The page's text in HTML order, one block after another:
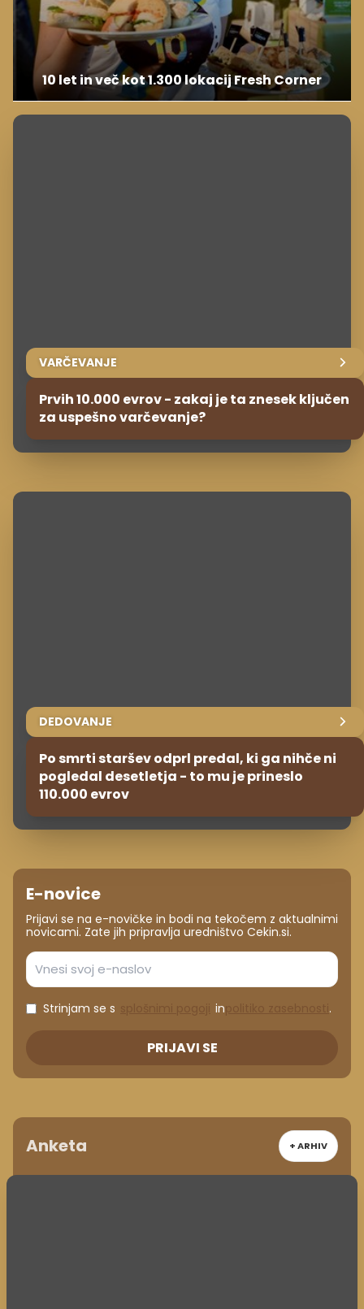
10 let in več kot 1.300 lokacij Fresh Corner
VARČEVANJE
Prvih 10.000 evrov - zakaj je ta znesek ključen
za uspešno varčevanje?
DEDOVANJE
Po smrti staršev odprl predal, ki ga nihče ni
pogledal desetletja - to mu je prineslo
110.000 evrov
E-novice
Prijavi se na e-novičke in bodi na tekočem z aktualnimi
novicami. Zate jih pripravlja uredništvo Cekin.si.
Strinjam se s in .
PRIJAVI SE
Anketa + ARHIV